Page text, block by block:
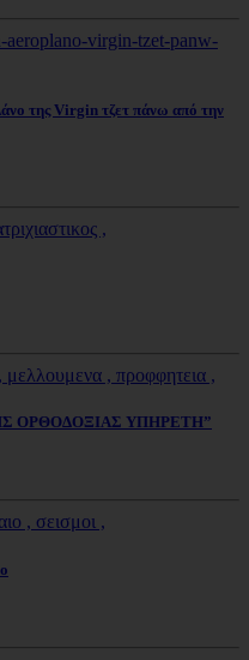
της Virgin τζετ πάνω από την
ΟΡΘΟΔΟΞΙΑΣ ΥΠΗΡΕΤΗ”